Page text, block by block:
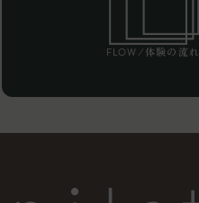
FLOW /体験の流れ